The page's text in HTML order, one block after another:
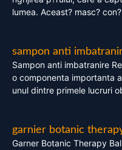
lumea. Aceast? masc?
sampon anti
Sampon anti imbatranire
o componenta importanta
unul dintre primele lucruri
garnier botanic
Garner Botanic Therapy